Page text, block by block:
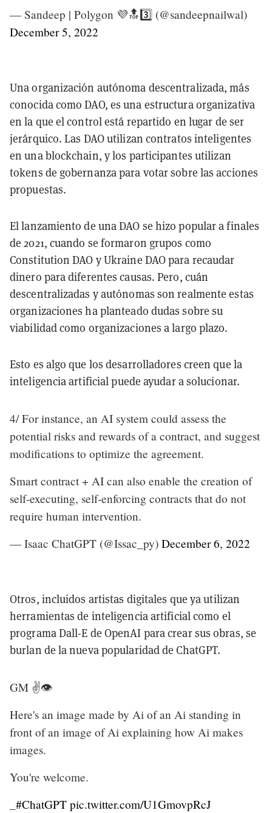
— Sandeep | Polygon 💜🔝3️⃣ (@sandeepnailwal)
December 5, 2022
Una organización autónoma descentralizada, más
conocida como DAO, es una estructura organizativa
en la que el control está repartido en lugar de ser
jerárquico. Las DAO utilizan contratos inteligentes
en una blockchain, y los participantes utilizan
tokens de gobernanza para votar sobre las acciones
propuestas.
El lanzamiento de una DAO se hizo popular a finales
de 2021, cuando se formaron grupos como
Constitution DAO y Ukraine DAO para recaudar
dinero para diferentes causas. Pero, cuán
descentralizadas y autónomas son realmente estas
organizaciones ha planteado dudas sobre su
viabilidad como organizaciones a largo plazo.
Esto es algo que los desarrolladores creen que la
inteligencia artificial puede ayudar a solucionar.
4/ For instance, an AI system could assess the
potential risks and rewards of a contract, and suggest
modifications to optimize the agreement.
Smart contract + AI can also enable the creation of
self-executing, self-enforcing contracts that do not
require human intervention.
— Isaac ChatGPT (@Issac_py) December 6, 2022
Otros, incluidos artistas digitales que ya utilizan
herramientas de inteligencia artificial como el
programa Dall-E de OpenAI para crear sus obras, se
burlan de la nueva popularidad de ChatGPT.
GM ✌️👁️
Here's an image made by Ai of an Ai standing in
front of an image of Ai explaining how Ai makes
images.
You're welcome.
#ChatGPT pic.twitter.com/U1GmovpRcJ